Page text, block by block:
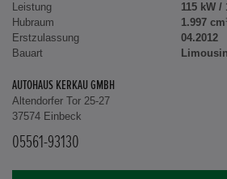
Leistung
115 kW /
Hubraum
1.997
Erstzulassung
04.2012
Bauart
AUTOHAUS KERKAU GMBH
Altendorfer Tor 25-27
37574 Einbeck
05561-93130